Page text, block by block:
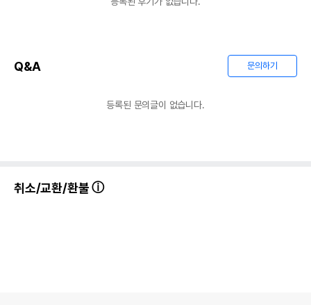
Q&A 문의하기
등록된 문의글이 없습니다.
취소/교환/환불